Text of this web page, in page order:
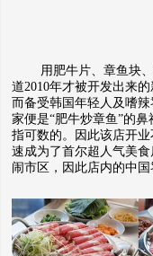
用肥牛片、章鱼块、
道2010年才被开发出来
而备受韩国年轻人及嗜辣
家便是“肥牛炒章鱼”的
指可数的。因此该店开
速成为了首尔超人气美
闹市区，因此店内的中